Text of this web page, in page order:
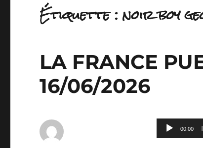
Étiquette :noir boy
LA FRANCE
16/06/2026
Lecteur
audio
00:00